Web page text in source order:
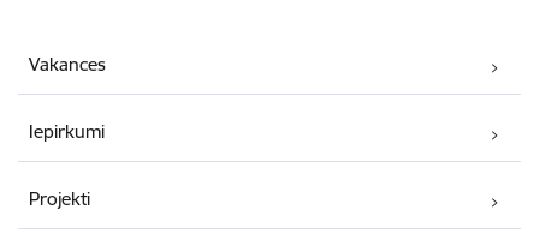
Vakances
Iepirkumi
Projekti